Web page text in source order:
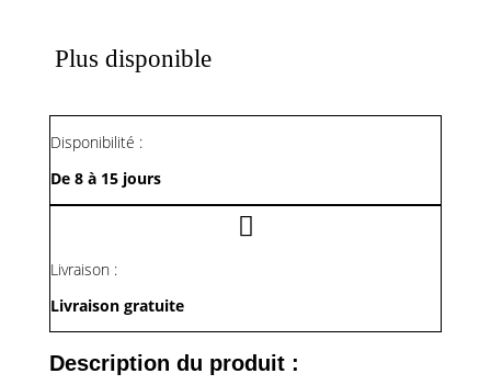
Plus disponible
Disponibilité :
De 8 à 15 jours
Livraison :
Livraison gratuite
Description du produit :